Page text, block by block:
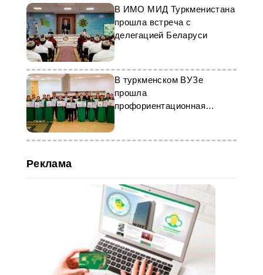
В ИМО МИД Туркменистана
прошла встреча с
делегацией Беларуси
В туркменском ВУЗе
прошла
профориентационная
Реклама